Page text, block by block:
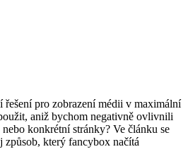
řešení pro zobrazení médii v maximální
aniž bychom negativně ovlivnili
konkrétní stránky? Ve článku se
způsob, který fancybox načítá